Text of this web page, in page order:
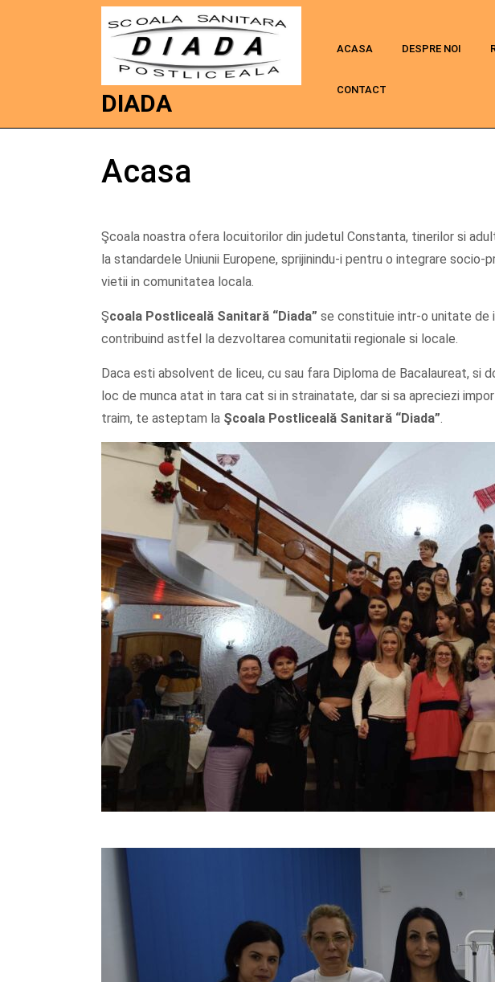
DIADA
ACASA DESPRE NOI
CONTACT
Acasa
Şcoala noastra ofera locuitorilor din judetul Constanta, tinerilor si
la standardele Uniunii Europene, sprijinindu-i pentru o integrare
vietii in comunitatea locala.
Şcoala Postliceală Sanitară “Diada” se constituie intr-o unitate de
contribuind astfel la dezvoltarea comunitatii regionale si locale.
Daca esti absolvent de liceu, cu sau fara Diploma de Bacalaureat,
loc de munca atat in tara cat si in strainatate, dar si sa apreciezi
traim, te asteptam la Şcoala Postliceală Sanitară “Diada”.